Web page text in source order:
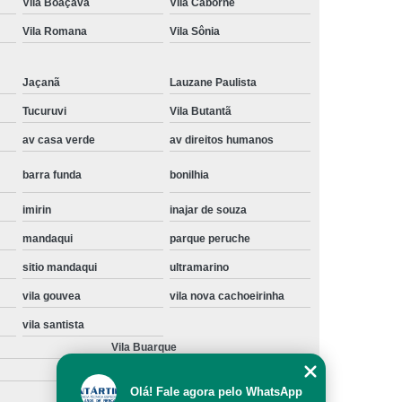
Instalação Maquina Lavar e Seca
Instalar Maquina de Lavar Samsung
Maquina de Lavar Roupa Instalação
Instalação de Lava e Seca
Instalação de Maquina Lava e Seca
e Seca Samsung
Instalação Lava Seca
Maquina Lava e Seca Samsung
Lava e Seca Instalação
Samsung Instalação Lava e Seca
a Gas
Manutenção de Fogão Cooktop
Manutenção em Fogão
Vila Romana Vila Sônia
Jaçanã Lauzane Paulista
Tucuruvi Vila Butantã
av casa verde av direitos humanos
barra funda bonilhia
imirin inajar de souza
mandaqui parque peruche
sitio mandaqui ultramarino
vila gouvea vila nova cachoeirinha
vila santista
Vila Buarque
Olá! Fale agora pelo WhatsApp